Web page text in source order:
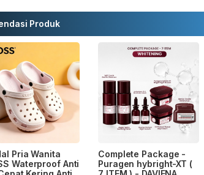
Produk
Pria Wanita
Waterproof Anti
Complete Package -
Puragen hybright-XT (